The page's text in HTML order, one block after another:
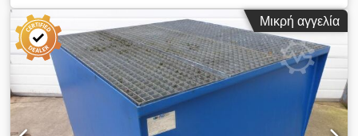
Μικρή αγγελία